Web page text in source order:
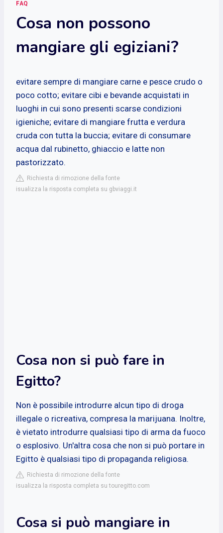
FAQ
Cosa non possono
mangiare gli egiziani?
evitare sempre di mangiare carne e pesce crudo o
poco cotto; evitare cibi e bevande acquistati in
luoghi in cui sono presenti scarse condizioni
igieniche; evitare di mangiare frutta e verdura
cruda con tutta la buccia; evitare di consumare
acqua dal rubinetto, ghiaccio e latte non
pastorizzato.
Richiesta di rimozione della fonte
isualizza la risposta completa su gbviaggi.it
Cosa non si può fare in
Egitto?
Non è possibile introdurre alcun tipo di droga
illegale o ricreativa, compresa la marijuana. Inoltre,
è vietato introdurre qualsiasi tipo di arma da fuoco
o esplosivo. Un'altra cosa che non si può portare in
Egitto è qualsiasi tipo di propaganda religiosa.
Richiesta di rimozione della fonte
isualizza la risposta completa su touregitto.com
Cosa si può mangiare in